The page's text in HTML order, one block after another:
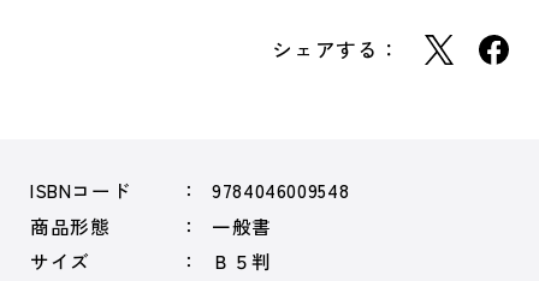
シェアする：
ISBNコード
9784046009548
商品形態
一般書
サイズ
Ｂ５判